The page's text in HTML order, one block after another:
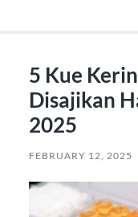
5 Kue
Disajikan
2025
FEBRUARY 12, 2025